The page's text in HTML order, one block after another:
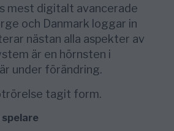
mest digitalt avancerade
och Danmark loggar in
nästan alla aspekter av
är en hörnsten i
under förändring.
tagit form.